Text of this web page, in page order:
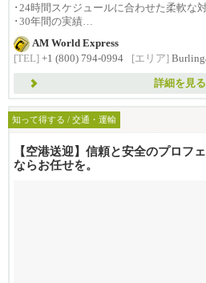
･24時間スケジュールに合わせた柔軟な
･30年間の実績
･1992年創...
AM World Express
[TEL] +1 (800) 794-0994 [エリア]
詳細を見る
知って得する / 交通・運輸
【空港送迎】信頼と安全のプロフ
ならお任せを。